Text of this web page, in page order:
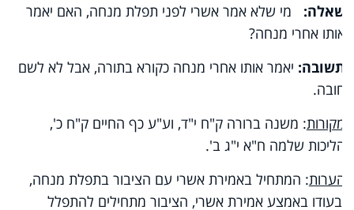
שאלה: מי שלא אמר אשרי לפני תפלת מנחה, האם יאמר
אותו אחרי מנחה?
תשובה: יאמר אותו אחרי מנחה כקורא בתורה, אבל לא לשם
חובה.
מקורות: משנה ברורה ק"ח י"ד, וע"ע כף החיים ק"ח כ',
הליכות שלמה ח"א י"ג ב'.
הערות: המתחיל באמירת אשרי עם הציבור בתפלת מנחה,
ובעודו באמצע אמירת אשרי, הציבור מתחילים להתפלל